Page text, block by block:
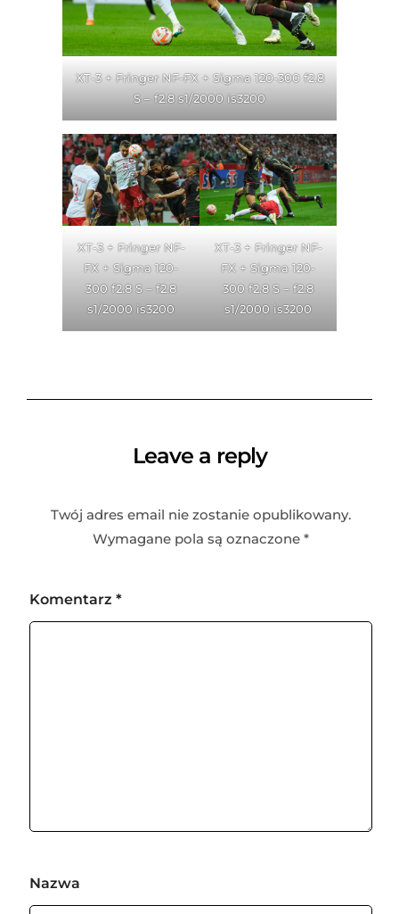
XT-3 + Fringer NF-FX + Sigma 120-300 f2.8
S – f2.8 s1/2000 is3200
XT-3 + Fringer NF-
FX + Sigma 120-
300 f2.8 S – f2.8
s1/2000 is3200
XT-3 + Fringer NF-
FX + Sigma 120-
300 f2.8 S – f2.8
s1/2000 is3200
Leave a reply
Twój adres email nie zostanie opublikowany.
Wymagane pola są oznaczone *
Komentarz *
Nazwa